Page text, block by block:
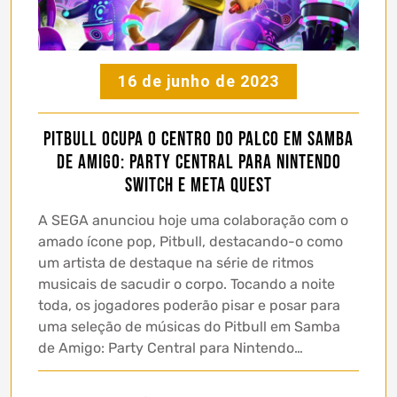
16 de junho de 2023
Pitbull ocupa o centro do palco em Samba
de Amigo: Party Central para Nintendo
Switch e Meta Quest
A SEGA anunciou hoje uma colaboração com o
amado ícone pop, Pitbull, destacando-o como
um artista de destaque na série de ritmos
musicais de sacudir o corpo. Tocando a noite
toda, os jogadores poderão pisar e posar para
uma seleção de músicas do Pitbull em Samba
de Amigo: Party Central para Nintendo…